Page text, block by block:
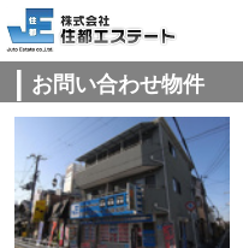
お問い合わせ物件